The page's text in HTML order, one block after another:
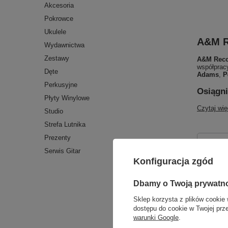
Akcesoria
Pokrowce
Ukulele
Wydawnictwa
Zestawy
Dęte
Perkusyjne
Płyty Winylowe
Studio
Strefa Lutnika
Prezenty
Serwis Gitar
A&M
A&M
Adams,
Czytaj
Konfiguracja zgód
Dbamy o Twoją
Sklep korzysta z plików cookie
dostępu do cookie w Twojej
warunki Google